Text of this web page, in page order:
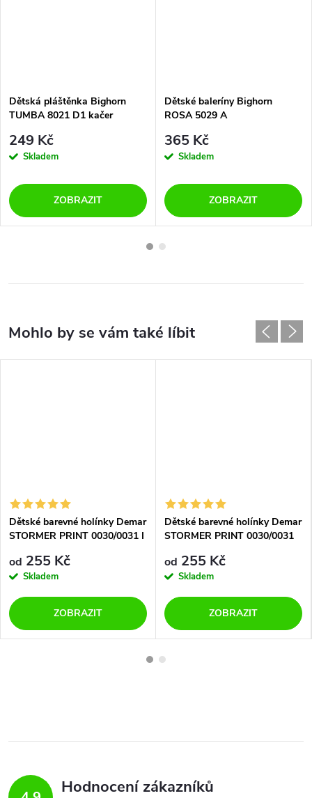
Dětská pláštěnka Bighorn
TUMBA 8021 D1 kačer
249 Kč
Skladem
ZOBRAZIT
Dětské baleríny Bighorn
ROSA 5029 A
365 Kč
Skladem
ZOBRAZIT
Dětské barevné holínky Demar
STORMER PRINT 0030/0031 I
od 255 Kč
Skladem
ZOBRAZIT
Dětské barevné holínky Demar
STORMER PRINT 0030/0031
od 255 Kč
Skladem
ZOBRAZIT
Hodnocení zákazníků